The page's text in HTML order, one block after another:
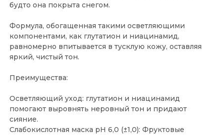
будто она покрыта снегом.
Формула, обогащенная такими осветляющими
компонентами, как глутатион и ниацинамид,
равномерно впитывается в тусклую кожу, оставляя
яркий, чистый тон.
Преимущества:
Осветляющий уход: глутатион и ниацинамид
помогают выровнять неровный тон и придают
сияние.
Слабокислотная маска pH 6,0 (±1,0): Фруктовые